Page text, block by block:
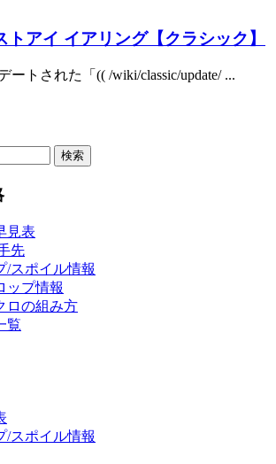
トアイ イアリング【クラシック】
ートされた「(( /wiki/classic/update/ ...
見表
先
/スポイル情報
ップ情報
ロの組み方
覧
/スポイル情報